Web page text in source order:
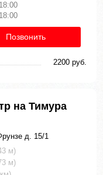
Позвонить
2200 руб.
на Тимура
д. 15/1
м)
м)